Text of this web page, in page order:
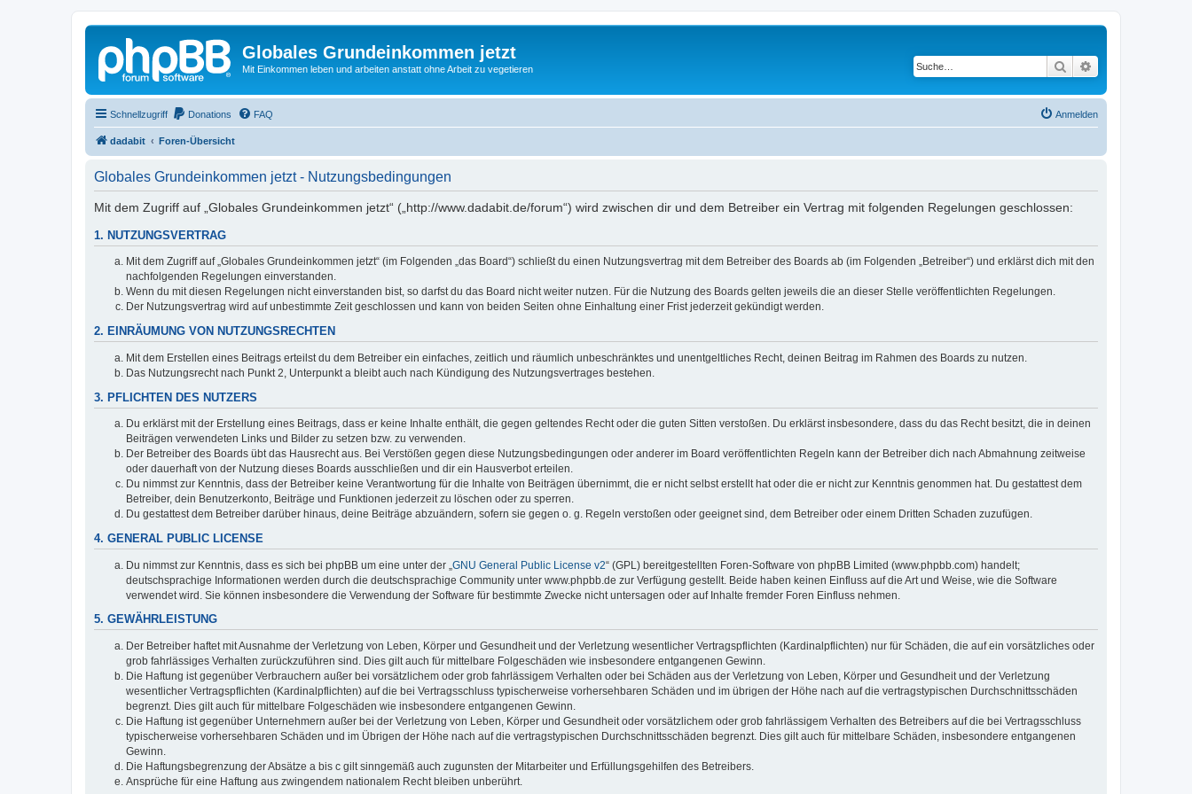
Globales Grundeinkommen jetzt
Mit Einkommen leben und arbeiten anstatt ohne Arbeit zu vegetieren Suche
Schnellzugriff Donations FAQ Anmelden
dadabit Foren-Übersicht
Globales Grundeinkommen jetzt - Nutzungsbedingungen
Mit dem Zugriff auf „Globales Grundeinkommen jetzt“ („http://www.dadabit.de/forum“) wird zwischen dir und dem Betreiber ein Vertrag mit folgenden Regelungen geschlossen:
1. NUTZUNGSVERTRAG
Mit dem Zugriff auf „Globales Grundeinkommen jetzt“ (im Folgenden „das Board“) schließt du einen Nutzungsvertrag mit dem Betreiber des Boards ab (im Folgenden „Betreiber“) und erklärst dich mit den
nachfolgenden Regelungen einverstanden.
Wenn du mit diesen Regelungen nicht einverstanden bist, so darfst du das Board nicht weiter nutzen. Für die Nutzung des Boards gelten jeweils die an dieser Stelle veröffentlichten Regelungen.
Der Nutzungsvertrag wird auf unbestimmte Zeit geschlossen und kann von beiden Seiten ohne Einhaltung einer Frist jederzeit gekündigt werden.
2. EINRÄUMUNG VON NUTZUNGSRECHTEN
Mit dem Erstellen eines Beitrags erteilst du dem Betreiber ein einfaches, zeitlich und räumlich unbeschränktes und unentgeltliches Recht, deinen Beitrag im Rahmen des Boards zu nutzen.
Das Nutzungsrecht nach Punkt 2, Unterpunkt a bleibt auch nach Kündigung des Nutzungsvertrages bestehen.
3. PFLICHTEN DES NUTZERS
Du erklärst mit der Erstellung eines Beitrags, dass er keine Inhalte enthält, die gegen geltendes Recht oder die guten Sitten verstoßen. Du erklärst insbesondere, dass du das Recht besitzt, die in deinen
Beiträgen verwendeten Links und Bilder zu setzen bzw. zu verwenden.
Der Betreiber des Boards übt das Hausrecht aus. Bei Verstößen gegen diese Nutzungsbedingungen oder anderer im Board veröffentlichten Regeln kann der Betreiber dich nach Abmahnung zeitweise
oder dauerhaft von der Nutzung dieses Boards ausschließen und dir ein Hausverbot erteilen.
Du nimmst zur Kenntnis, dass der Betreiber keine Verantwortung für die Inhalte von Beiträgen übernimmt, die er nicht selbst erstellt hat oder die er nicht zur Kenntnis genommen hat. Du gestattest dem
Betreiber, dein Benutzerkonto, Beiträge und Funktionen jederzeit zu löschen oder zu sperren.
Du gestattest dem Betreiber darüber hinaus, deine Beiträge abzuändern, sofern sie gegen o. g. Regeln verstoßen oder geeignet sind, dem Betreiber oder einem Dritten Schaden zuzufügen.
4. GENERAL PUBLIC LICENSE
Du nimmst zur Kenntnis, dass es sich bei phpBB um eine unter der „ GNU General Public License v2“ (GPL) bereitgestellten Foren-Software von phpBB Limited (www.phpbb.com) handelt;
deutschsprachige Informationen werden durch die deutschsprachige Community unter www.phpbb.de zur Verfügung gestellt. Beide haben keinen Einfluss auf die Art und Weise, wie die Software
verwendet wird. Sie können insbesondere die Verwendung der Software für bestimmte Zwecke nicht untersagen oder auf Inhalte fremder Foren Einfluss nehmen.
5. GEWÄHRLEISTUNG
Der Betreiber haftet mit Ausnahme der Verletzung von Leben, Körper und Gesundheit und der Verletzung wesentlicher Vertragspflichten (Kardinalpflichten) nur für Schäden, die auf ein vorsätzliches oder
grob fahrlässiges Verhalten zurückzuführen sind. Dies gilt auch für mittelbare Folgeschäden wie insbesondere entgangenen Gewinn.
Die Haftung ist gegenüber Verbrauchern außer bei vorsätzlichem oder grob fahrlässigem Verhalten oder bei Schäden aus der Verletzung von Leben, Körper und Gesundheit und der Verletzung
wesentlicher Vertragspflichten (Kardinalpflichten) auf die bei Vertragsschluss typischerweise vorhersehbaren Schäden und im übrigen der Höhe nach auf die vertragstypischen Durchschnittsschäden
begrenzt. Dies gilt auch für mittelbare Folgeschäden wie insbesondere entgangenen Gewinn.
Die Haftung ist gegenüber Unternehmern außer bei der Verletzung von Leben, Körper und Gesundheit oder vorsätzlichem oder grob fahrlässigem Verhalten des Betreibers auf die bei Vertragsschluss
typischerweise vorhersehbaren Schäden und im Übrigen der Höhe nach auf die vertragstypischen Durchschnittsschäden begrenzt. Dies gilt auch für mittelbare Schäden, insbesondere entgangenen
Gewinn.
Die Haftungsbegrenzung der Absätze a bis c gilt sinngemäß auch zugunsten der Mitarbeiter und Erfüllungsgehilfen des Betreibers.
Ansprüche für eine Haftung aus zwingendem nationalem Recht bleiben unberührt.